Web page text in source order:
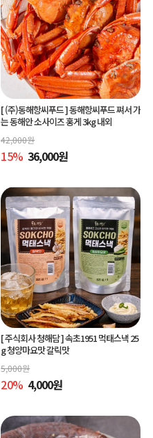
[ (주)동해항씨푸드 ]동해항씨푸드 쪄서 가
는 동해안 소사이즈 홍게 3kg 내외
42,000원
15% 36,000원
[ 주식회사 청해담 ]속초1951 먹태스낵 25
g 청양마요맛 갈릭맛
5,000원
20% 4,000원